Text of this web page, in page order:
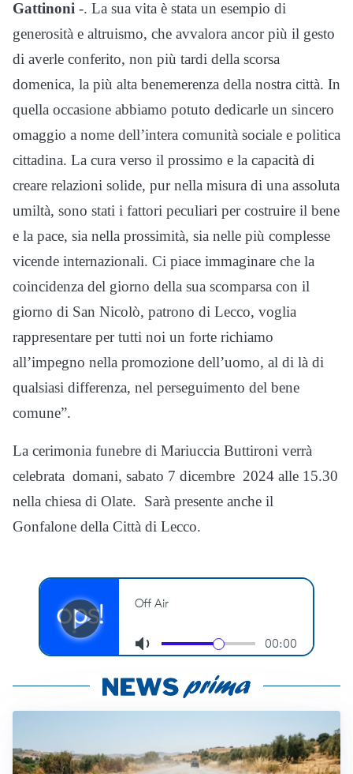
Gattinoni -. La sua vita è stata un esempio di
generosità e altruismo, che avvalora ancor più il gesto
di averle conferito, non più tardi della scorsa
domenica, la più alta benemerenza della nostra città. In
quella occasione abbiamo potuto dedicarle un sincero
omaggio a nome dell’intera comunità sociale e politica
cittadina. La cura verso il prossimo e la capacità di
creare relazioni solide, pur nella misura di una assoluta
umiltà, sono stati i fattori peculiari per costruire il bene
e la pace, sia nella prossimità, sia nelle più complesse
vicende internazionali. Ci piace immaginare che la
coincidenza del giorno della sua scomparsa con il
giorno di San Nicolò, patrono di Lecco, voglia
rappresentare per tutti noi un forte richiamo
all’impegno nella promozione dell’uomo, al di là di
qualsiasi differenza, nel perseguimento del bene
comune”.
La cerimonia funebre di Mariuccia Buttironi verrà
celebrata domani, sabato 7 dicembre 2024 alle 15.30
nella chiesa di Olate. Sarà presente anche il
Gonfalone della Città di Lecco.